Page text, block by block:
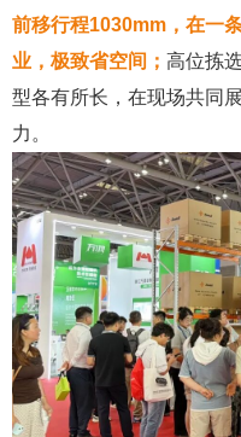
前移行程1030mm ，在一
业 ，极致省空间； 高位拣
型各有所长，在现场共同
力。